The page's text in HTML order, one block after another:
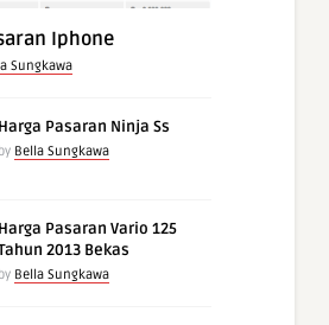
Iphone
Sungkawa
Harga Pasaran Ninja Ss
by Bella Sungkawa
Harga Pasaran Vario 125
2013 Bekas
by Bella Sungkawa